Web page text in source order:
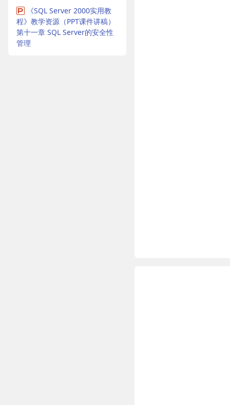
《SQL Server 2000实用教
程》教学资源（PPT课件讲稿）
第十一章 SQL Server的安全性
管理